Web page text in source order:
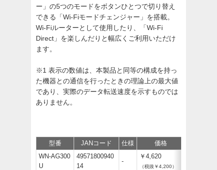
ー」の5つのモードをボタンひとつで切り替え
できる「Wi-Fiモードチェンジャー」を搭載。
Wi-Fiルーターとして使用したり、「Wi-Fi
Direct」を楽しんだりと幅広くご利用いただけ
ます。
※1 表示の数値は、本製品と同等の構成を持っ
た機器との通信を行ったときの理論上の最大値
であり、実際のデータ転送速度を示すものでは
ありません。
型番 JANコード 仕様 価格
WN-AG300
U
49571800940
14
-
￥4,620
（税抜￥4,200）